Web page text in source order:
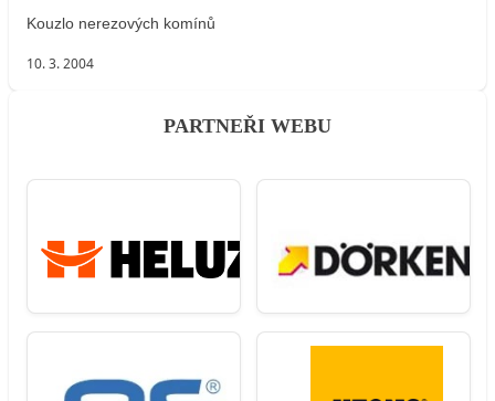
Kouzlo nerezových komínů
10. 3. 2004
PARTNEŘI WEBU